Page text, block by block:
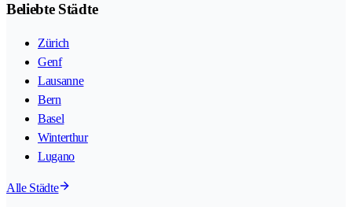
Beliebte Städte
Zürich
Genf
Lausanne
Bern
Basel
Winterthur
Lugano
Alle Städte